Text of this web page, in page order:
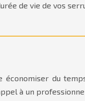
de vie de vos
du
à un